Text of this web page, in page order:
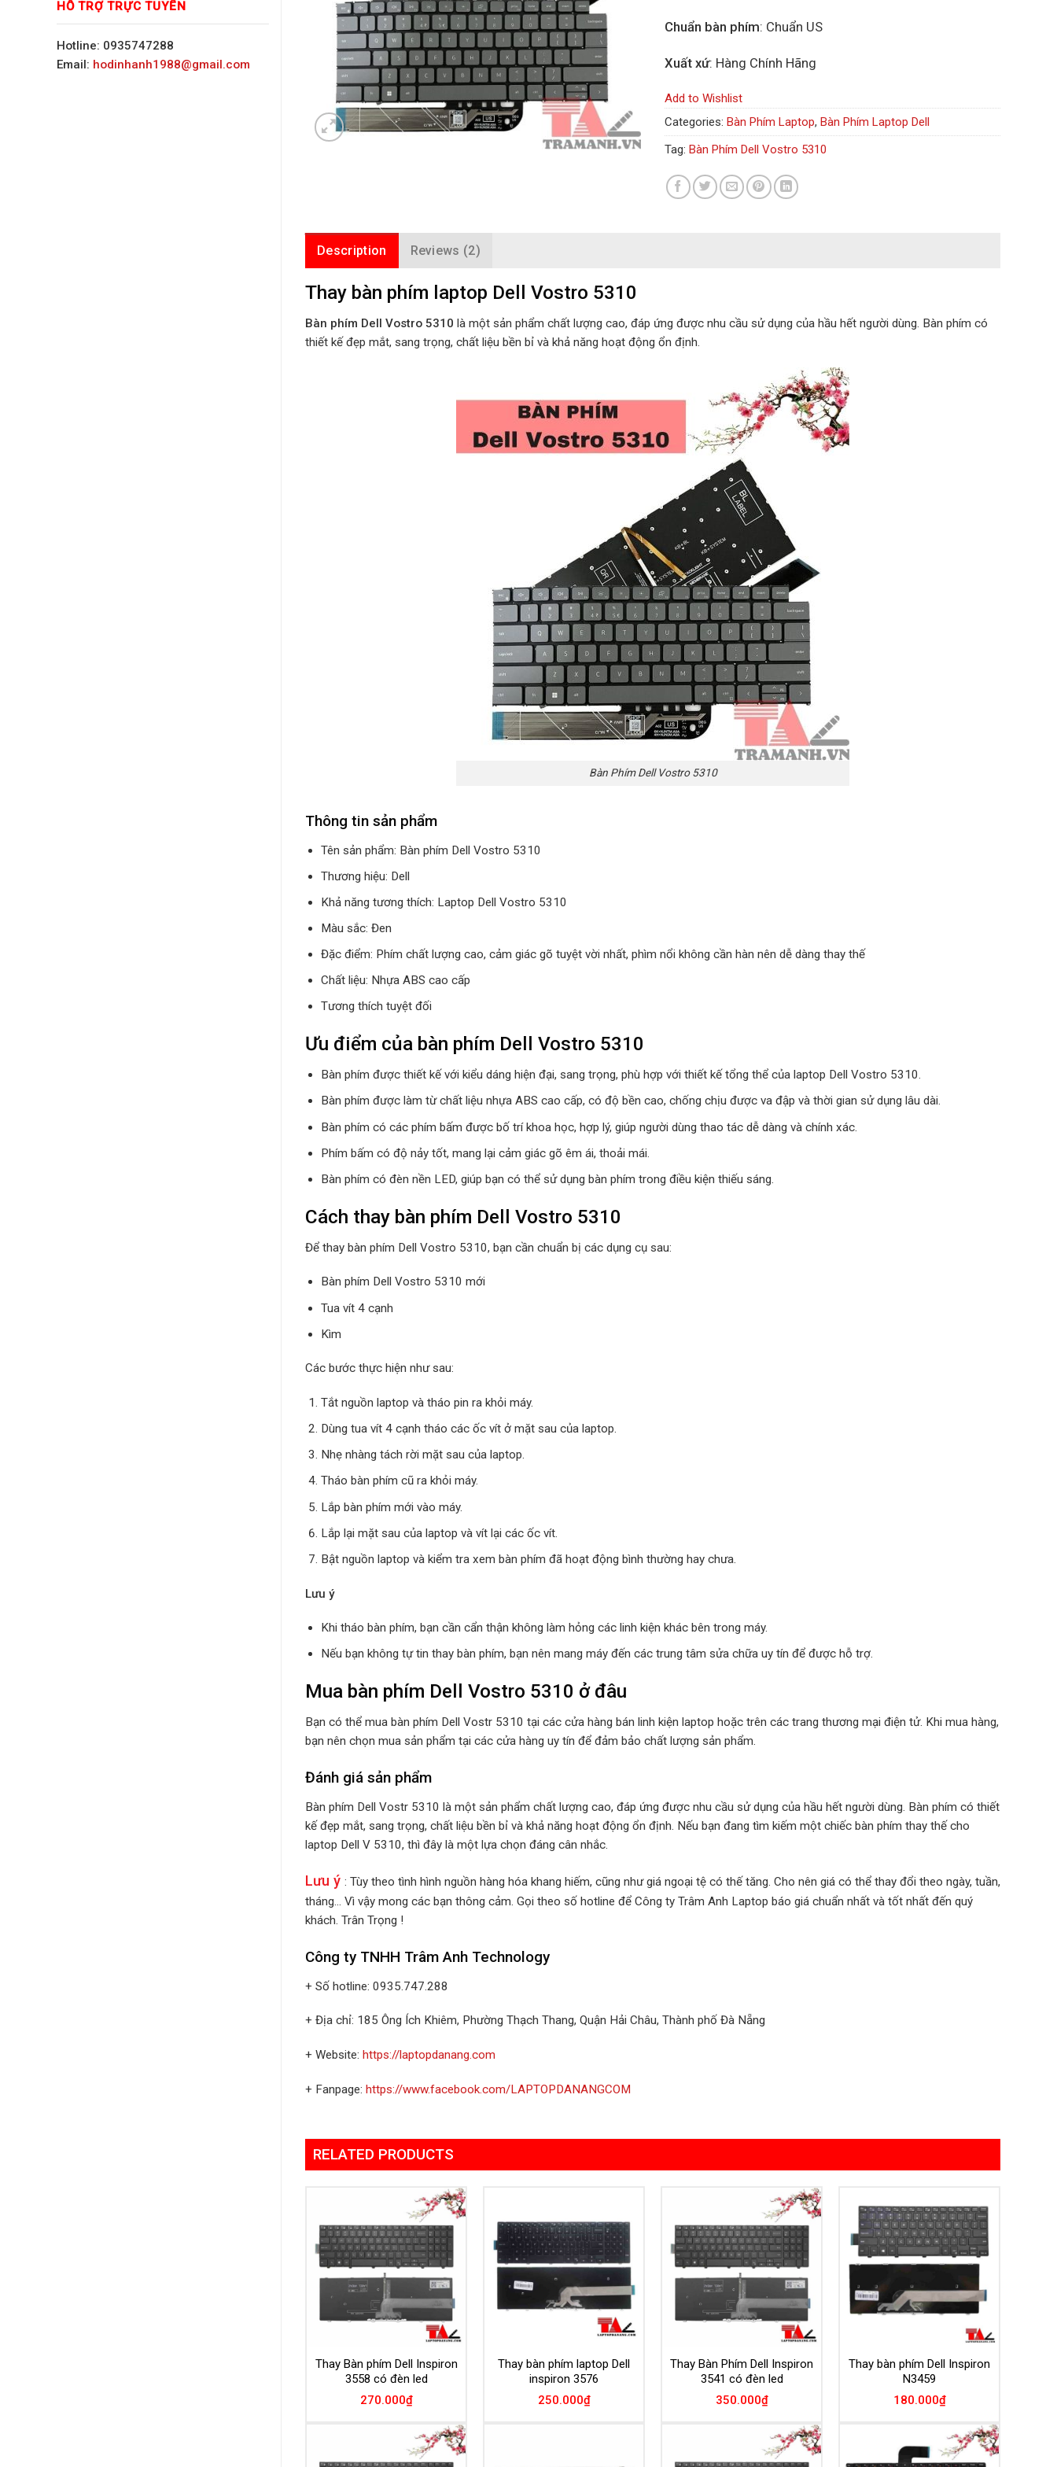
HỖ TRỢ TRỰC TUYẾN
Hotline: 0935747288
Email: hodinhanh1988@gmail.com
Chuẩn bàn phím: Chuẩn US
Xuất xứ: Hàng Chính Hãng
Add to Wishlist
Categories: Bàn Phím Laptop, Bàn Phím Laptop Dell
Tag: Bàn Phím Dell Vostro 5310
Description Reviews (2)
Thay bàn phím laptop Dell Vostro 5310
Bàn phím Dell Vostro 5310 là một sản phẩm chất lượng cao, đáp ứng được nhu cầu sử dụng của hầu hết người dùng. Bàn phím có
thiết kế đẹp mắt, sang trọng, chất liệu bền bỉ và khả năng hoạt động ổn định.
Bàn Phím Dell Vostro 5310
Thông tin sản phẩm
Tên sản phẩm: Bàn phím Dell Vostro 5310
Thương hiệu: Dell
Khả năng tương thích: Laptop Dell Vostro 5310
Màu sắc: Đen
Đặc điểm: Phím chất lượng cao, cảm giác gõ tuyệt vời nhất, phìm nổi không cần hàn nên dễ dàng thay thế
Chất liệu: Nhựa ABS cao cấp
Tương thích tuyệt đối
Ưu điểm của bàn phím Dell Vostro 5310
Bàn phím được thiết kế với kiểu dáng hiện đại, sang trọng, phù hợp với thiết kế tổng thể của laptop Dell Vostro 5310.
Bàn phím được làm từ chất liệu nhựa ABS cao cấp, có độ bền cao, chống chịu được va đập và thời gian sử dụng lâu dài.
Bàn phím có các phím bấm được bố trí khoa học, hợp lý, giúp người dùng thao tác dễ dàng và chính xác.
Phím bấm có độ nảy tốt, mang lại cảm giác gõ êm ái, thoải mái.
Bàn phím có đèn nền LED, giúp bạn có thể sử dụng bàn phím trong điều kiện thiếu sáng.
Cách thay bàn phím Dell Vostro 5310
Để thay bàn phím Dell Vostro 5310, bạn cần chuẩn bị các dụng cụ sau:
Bàn phím Dell Vostro 5310 mới
Tua vít 4 cạnh
Kìm
Các bước thực hiện như sau:
Tắt nguồn laptop và tháo pin ra khỏi máy.
Dùng tua vít 4 cạnh tháo các ốc vít ở mặt sau của laptop.
Nhẹ nhàng tách rời mặt sau của laptop.
Tháo bàn phím cũ ra khỏi máy.
Lắp bàn phím mới vào máy.
Lắp lại mặt sau của laptop và vít lại các ốc vít.
Bật nguồn laptop và kiểm tra xem bàn phím đã hoạt động bình thường hay chưa.
Lưu ý
Khi tháo bàn phím, bạn cần cẩn thận không làm hỏng các linh kiện khác bên trong máy.
Nếu bạn không tự tin thay bàn phím, bạn nên mang máy đến các trung tâm sửa chữa uy tín để được hỗ trợ.
Mua bàn phím Dell Vostro 5310 ở đâu
Bạn có thể mua bàn phím Dell Vostr 5310 tại các cửa hàng bán linh kiện laptop hoặc trên các trang thương mại điện tử. Khi mua hàng,
bạn nên chọn mua sản phẩm tại các cửa hàng uy tín để đảm bảo chất lượng sản phẩm.
Đánh giá sản phẩm
Bàn phím Dell Vostr 5310 là một sản phẩm chất lượng cao, đáp ứng được nhu cầu sử dụng của hầu hết người dùng. Bàn phím có thiết
kế đẹp mắt, sang trọng, chất liệu bền bỉ và khả năng hoạt động ổn định. Nếu bạn đang tìm kiếm một chiếc bàn phím thay thế cho
laptop Dell V 5310, thì đây là một lựa chọn đáng cân nhắc.
Lưu ý : Tùy theo tình hình nguồn hàng hóa khang hiếm, cũng như giá ngoại tệ có thế tăng. Cho nên giá có thể thay đổi theo ngày, tuần,
tháng… Vì vậy mong các bạn thông cảm. Gọi theo số hotline để Công ty Trâm Anh Laptop báo giá chuẩn nhất và tốt nhất đến quý
khách. Trân Trọng !
Công ty TNHH Trâm Anh Technology
+ Số hotline: 0935.747.288
+ Địa chỉ: 185 Ông Ích Khiêm, Phường Thạch Thang, Quận Hải Châu, Thành phố Đà Nẵng
+ Website: https://laptopdanang.com
+ Fanpage: https://www.facebook.com/LAPTOPDANANGCOM
RELATED PRODUCTS
Add to
Wishlist
Thay Bàn phím Dell Inspiron
3558 có đèn led
270.000₫
Add to
Wishlist
Thay bàn phím laptop Dell
inspiron 3576
250.000₫
Add to
Wishlist
Thay Bàn Phím Dell Inspiron
3541 có đèn led
350.000₫
Add to
Wishlist
Thay bàn phím Dell Inspiron
N3459
180.000₫